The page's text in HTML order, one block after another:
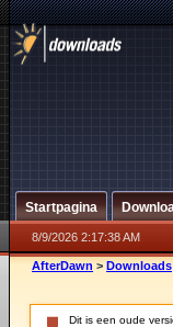
Startpagina
8/9/2026 2:17:38 AM
AfterDawn > Downloads
Dit is een oude